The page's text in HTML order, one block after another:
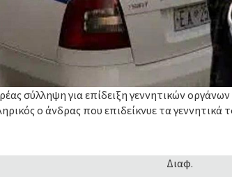
σύλληψη για επίδειξη γεννητικών
ο άνδρας που επιδείκνυε τα γεννητικά
Διαφ.